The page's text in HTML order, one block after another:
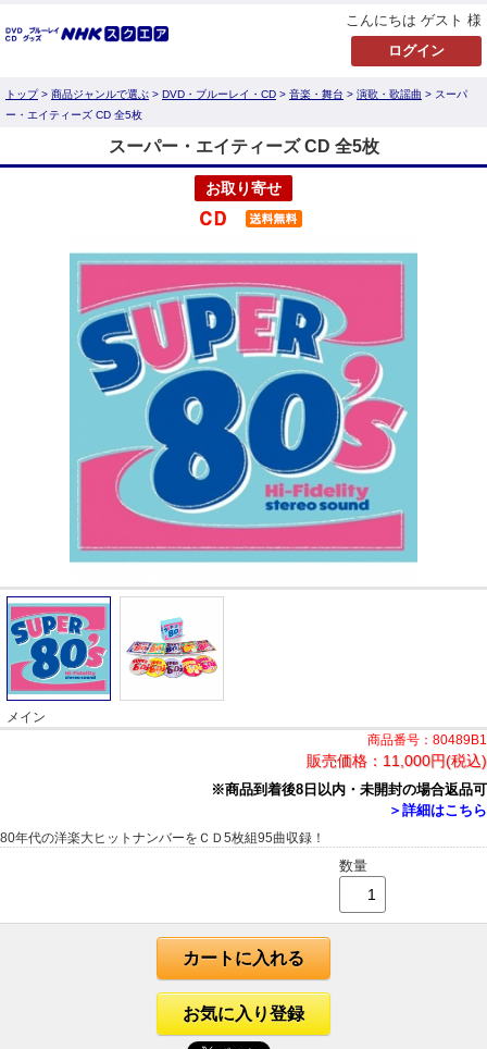
こんにちは ゲスト 様
トップ> 商品ジャンルで選ぶ > DVD・ブルーレイ・CD > 音楽・舞台 > 演歌・歌謡曲 > スーパ
ー・エイティーズ CD 全5枚
スーパー・エイティーズ CD 全5枚
お取り寄せ
メイン
商品番号：80489B1
販売価格： 11,000円(税込)
※商品到着後8日以内・未開封の場合返品可
＞詳細はこちら
80年代の洋楽大ヒットナンバーをＣＤ5枚組95曲収録！
数量
カートに入れる
お気に入り登録